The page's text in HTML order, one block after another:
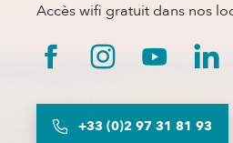
Accès wifi gratuit dans nos
+33 (0)2 97 31 81 93